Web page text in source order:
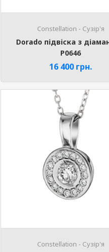
Constellation - Сузір'я
Dorado підвіска з
P0646
16 400 грн.
Constellation - Сузір'я